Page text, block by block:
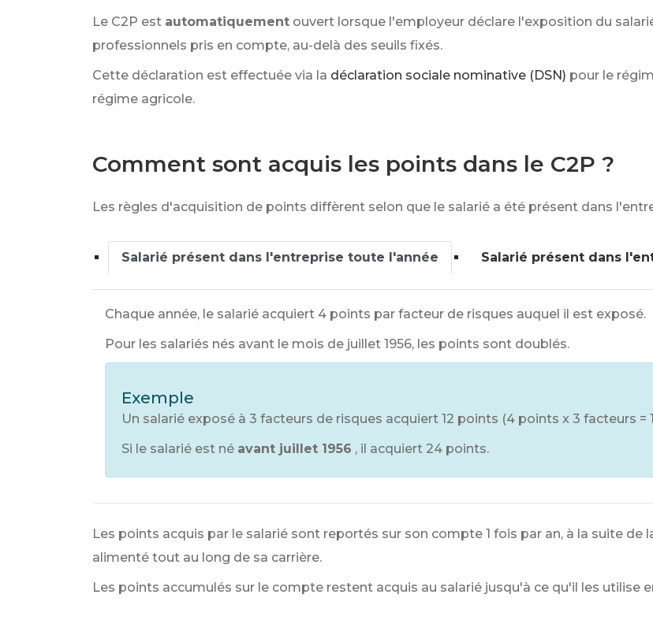
Le C2P est automatiquement ouvert lorsque l'employeur déclare l'exposition du
professionnels pris en compte, au-delà des seuils fixés.
Cette déclaration est effectuée via la déclaration sociale nominative (DSN) pour le
régime agricole.
Comment sont acquis les points dans le C2P ?
Les règles d'acquisition de points diffèrent selon que le salarié a été présent dans
Salarié présent dans l'entreprise toute l'année Salarié présent dans
Chaque année, le salarié acquiert 4 points par facteur de risques auquel il est exposé.
Pour les salariés nés avant le mois de juillet 1956, les points sont doublés.
Exemple
Un salarié exposé à 3 facteurs de risques acquiert 12 points (4 points x 3 facteurs =
Si le salarié est né avant juillet 1956 , il acquiert 24 points.
Les points acquis par le salarié sont reportés sur son compte 1 fois par an, à la suite de
alimenté tout au long de sa carrière.
Les points accumulés sur le compte restent acquis au salarié jusqu'à ce qu'il les utilise